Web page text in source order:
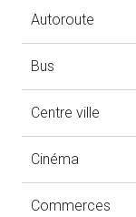
Autoroute
Bus
Centre ville
Cinéma
Commerces